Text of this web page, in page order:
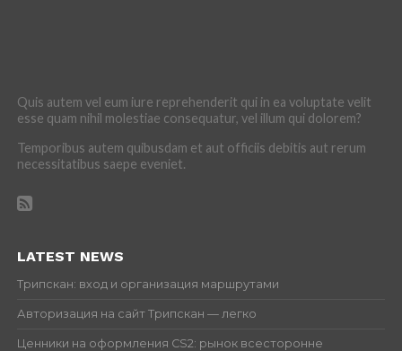
Quis autem vel eum iure reprehenderit qui in ea voluptate velit
esse quam nihil molestiae consequatur, vel illum qui dolorem?
Temporibus autem quibusdam et aut officiis debitis aut rerum
necessitatibus saepe eveniet.
LATEST NEWS
Трипскан: вход и организация маршрутами
Авторизация на сайт Трипскан — легко
Ценники на оформления CS2: рынок всесторонне